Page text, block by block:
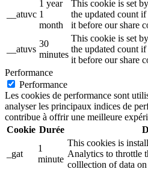
__atuvc
1 year
1
month
This cookie is set
the updated count
it before our share
__atuvs
30
minutes
This cookie is set
the updated count
it before our share
Performance
Performance
Les cookies de performance sont
analyser les principaux indices de
contribue à offrir une meilleure
Cookie Durée
_gat
1
minute
This cookies is
Analytics to throttle
colllection of data